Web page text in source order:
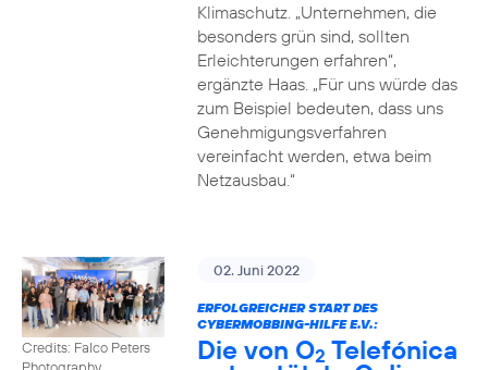
Klimaschutz. „Unternehmen, die
besonders grün sind, sollten
Erleichterungen erfahren“,
ergänzte Haas. „Für uns würde das
zum Beispiel bedeuten, dass uns
Genehmigungsverfahren
vereinfacht werden, etwa beim
Netzausbau.“
Credits: Falco Peters
Photography
02. Juni 2022
ERFOLGREICHER START DES
CYBERMOBBING-HILFE E.V.:
Die von O2 Telefónica